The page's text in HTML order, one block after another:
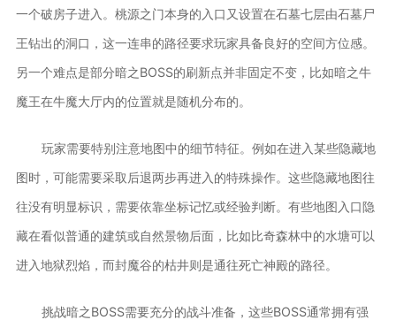
一个破房子进入。桃源之门本身的入口又设置在石墓七层由石墓尸
王钻出的洞口，这一连串的路径要求玩家具备良好的空间方位感。
另一个难点是部分暗之BOSS的刷新点并非固定不变，比如暗之牛
魔王在牛魔大厅内的位置就是随机分布的。
玩家需要特别注意地图中的细节特征。例如在进入某些隐藏地
图时，可能需要采取后退两步再进入的特殊操作。这些隐藏地图往
往没有明显标识，需要依靠坐标记忆或经验判断。有些地图入口隐
藏在看似普通的建筑或自然景物后面，比如比奇森林中的水塘可以
进入地狱烈焰，而封魔谷的枯井则是通往死亡神殿的路径。
挑战暗之BOSS需要充分的战斗准备，这些BOSS通常拥有强